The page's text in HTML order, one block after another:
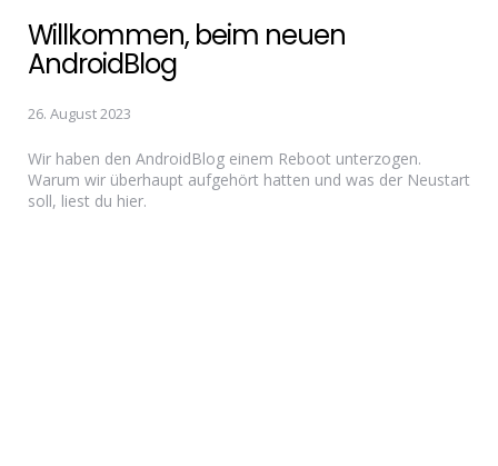
Willkommen, beim neuen
AndroidBlog
26. August 2023
Wir haben den AndroidBlog einem Reboot unterzogen.
Warum wir überhaupt aufgehört hatten und was der Neustart
soll, liest du hier.